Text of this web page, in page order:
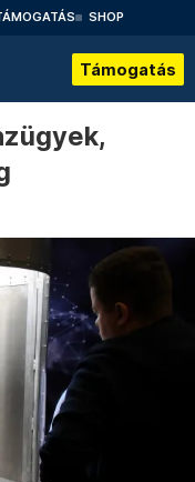
SHOP
Támogatás